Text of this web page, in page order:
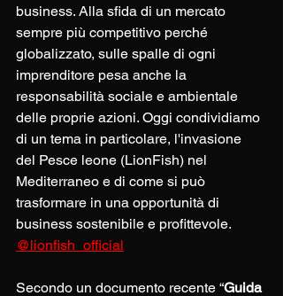
business. Alla sfida di un mercato
sempre più competitivo perché
globalizzato, sulle spalle di ogni
imprenditore pesa anche la
responsabilità sociale e ambientale
delle proprie azioni. Oggi condividiamo
di un tema in particolare, l'invasione
del Pesce leone (LionFish) nel
Mediterraneo e di come si può
trasformare in una opportunità di
business sostenibile e profittevole.
@lionfish_official
Secondo un documento recente “Guida